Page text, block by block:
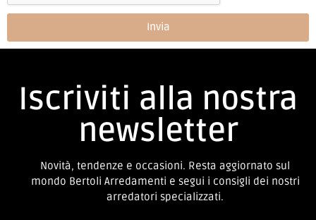
Invia
Iscriviti alla nostra
newsletter
Novità, tendenze e occasioni. Resta aggiornato sul
mondo Bertoli Arredamenti e segui i consigli dei nostri
arredatori specializzati.